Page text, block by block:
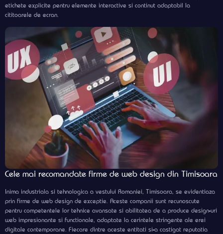
etichete explicite pentru elemente interactive si continut adaptabil la
cititoarele de ecran.
Cele mai recomandate firme de web design din Timisoara
Inima industriala si tehnologica a vestului Romaniei, Timisoara, se evidentiaza
prin firme de web design de exceptie. Aceste companii sunt recunoscute
pentru competentele lor tehnice avansate si abilitatea de a produce design-uri
web impresionante si functionale, adaptate la cerintele stringente ale erei
digitale contemporane. Fiecare dintre aceste entitati si-a castigat reputatia